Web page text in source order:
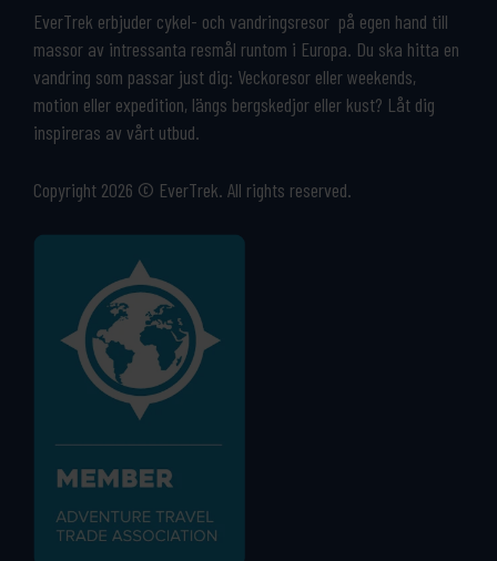
EverTrek erbjuder cykel- och vandringsresor på egen hand till
massor av intressanta resmål runtom i Europa. Du ska hitta en
vandring som passar just dig: Veckoresor eller weekends,
motion eller expedition, längs bergskedjor eller kust? Låt dig
inspireras av vårt utbud.
Copyright 2026 © EverTrek. All rights reserved.